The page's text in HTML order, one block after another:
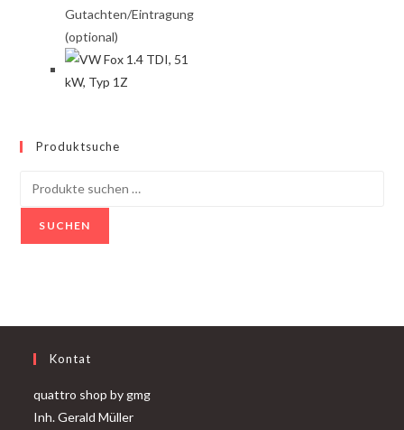
Gutachten/Eintragung
(optional)
Produktsuche
SUCHEN
Kontat
quattro shop by gmg
Inh. Gerald Müller